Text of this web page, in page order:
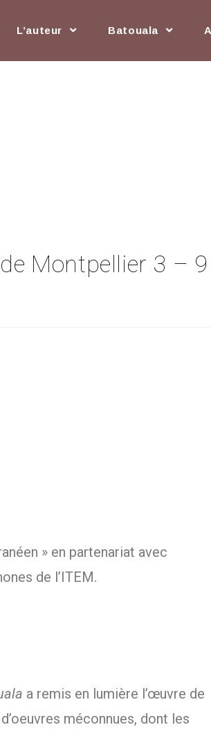
L’auteur Batouala
Montpellier 3 – 9
» en partenariat avec
de l’ITEM.
a remis en lumière l’œuvre de
méconnues, dont les